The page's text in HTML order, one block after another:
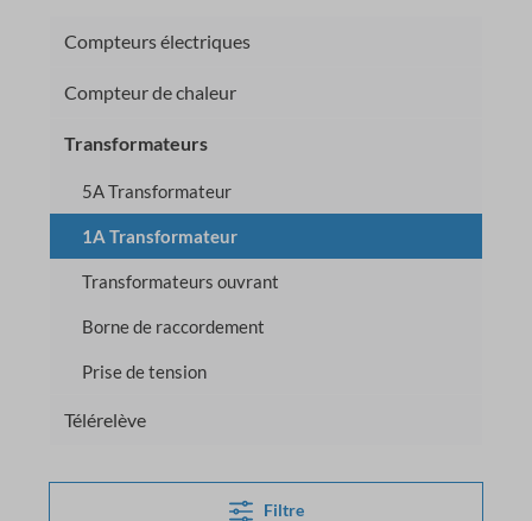
Compteurs électriques
Compteur de chaleur
Transformateurs
5A Transformateur
1A Transformateur
Transformateurs ouvrant
Borne de raccordement
Prise de tension
Télérelève
Filtre